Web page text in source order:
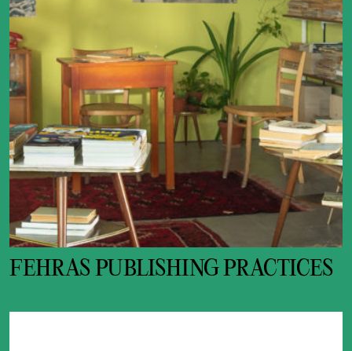
FEHRAS PUBLISHING PRACTICES